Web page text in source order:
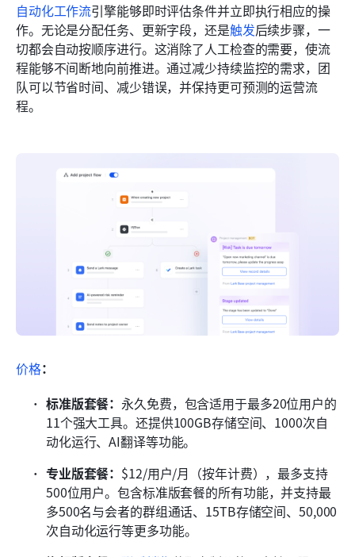
自动化工作流引擎能够即时评估条件并立即执行相应的操
作。无论是分配任务、更新字段，还是触发后续步骤，一
切都会自动按顺序进行。这消除了人工检查的需要，使流
程能够不间断地向前推进。通过减少持续监控的需求，团
队可以节省时间、减少错误，并保持更可预测的运营流
程。
价格：
标准版套餐： 永久免费，包含适用于最多20位用户的
11个强大工具。还提供100GB存储空间、1000次自
动化运行、AI翻译等功能。
专业版套餐： $12/用户/月（按年计费），最多支持
500位用户。包含标准版套餐的所有功能，并支持最
多500名与会者的群组通话、15TB存储空间、50,000
次自动化运行等更多功能。